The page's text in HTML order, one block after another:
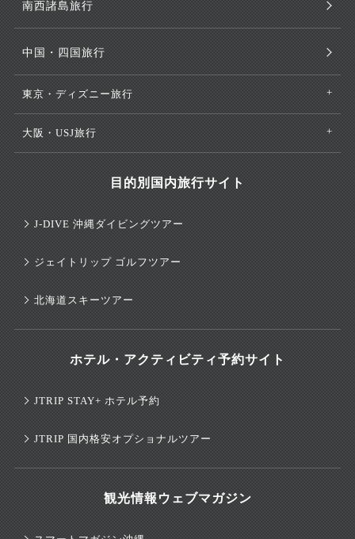
南西諸島旅行
中国・四国旅行
東京・ディズニー旅行
大阪・USJ旅行
目的別国内旅行サイト
J-DIVE 沖縄ダイビングツアー
ジェイトリップ ゴルフツアー
北海道スキーツアー
ホテル・アクティビティ予約サイト
JTRIP STAY+ ホテル予約
JTRIP 国内格安オプショナルツアー
観光情報ウェブマガジン